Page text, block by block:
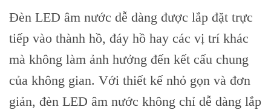
Đèn LED âm nước dễ dàng được lắp đặt trực
tiếp vào thành hồ, đáy hồ hay các vị trí khác
mà không làm ảnh hưởng đến kết cấu chung
của không gian. Với thiết kế nhỏ gọn và đơn
giản, đèn LED âm nước không chỉ dễ dàng lắp